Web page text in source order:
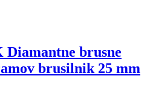
brusne
brusilnik 25 mm